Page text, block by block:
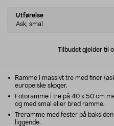
Select
variant
Utførelse
Ask, smal
Tilbudet gjelder til
Ramme i massivt tre med finer
europeiske skoger.
Fotoramme i tre på 40 x 50 cm
og med smal eller bred ramme.
Treramme med fester på
liggende.